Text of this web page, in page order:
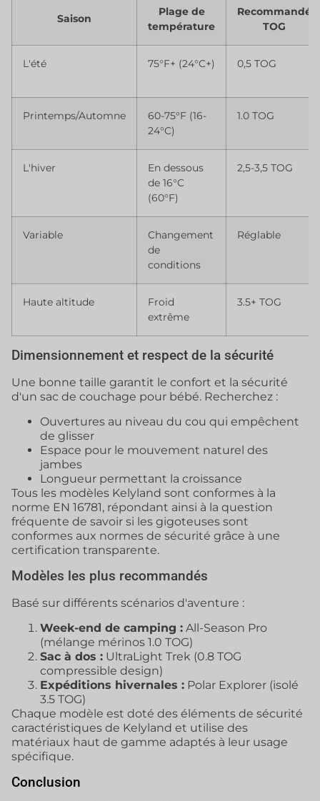
Saison
Plage de
température
Recommandé
TOG
L'été 75°F+ (24°C+) 0,5 TOG
Printemps/Automne
60-75°F (16-
24°C)
1.0 TOG
L'hiver
En dessous
de 16°C
(60°F)
2,5-3,5 TOG
Variable
Changement
de
conditions
Réglable
Haute altitude
Froid
extrême
3.5+ TOG
Dimensionnement et respect de la sécurité
Une bonne taille garantit le confort et la sécurité
d'un sac de couchage pour bébé. Recherchez :
Ouvertures au niveau du cou qui empêchent
de glisser
Espace pour le mouvement naturel des
jambes
Longueur permettant la croissance
Tous les modèles Kelyland sont conformes à la
norme EN 16781, répondant ainsi à la question
fréquente de savoir si les gigoteuses sont
conformes aux normes de sécurité grâce à une
certification transparente.
Modèles les plus recommandés
Basé sur différents scénarios d'aventure :
Week-end de camping : All-Season Pro
(mélange mérinos 1.0 TOG)
Sac à dos : UltraLight Trek (0.8 TOG
compressible design)
Expéditions hivernales : Polar Explorer (isolé
3.5 TOG)
Chaque modèle est doté des éléments de sécurité
caractéristiques de Kelyland et utilise des
matériaux haut de gamme adaptés à leur usage
spécifique.
Conclusion